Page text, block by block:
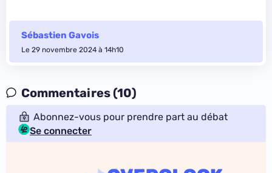
Sébastien Gavois
Le 29 novembre 2024 à 14h10
Commentaires (10)
Abonnez-vous pour prendre part au débat
Se connecter